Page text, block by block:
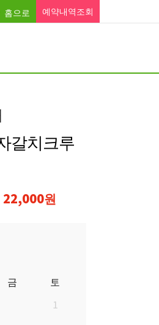
홈으로 예약내역조회
갈치크루
22,000원
금
토
1